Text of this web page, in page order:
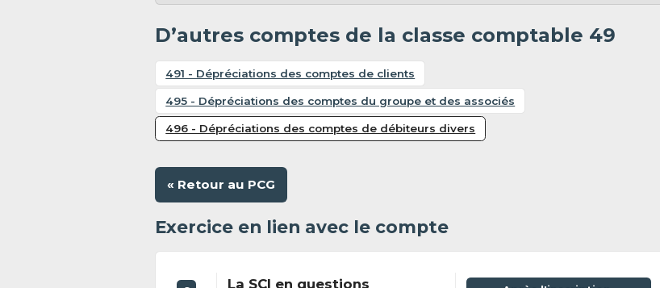
D’autres comptes de la classe comptable 49
491 - Dépréciations des comptes de clients
495 - Dépréciations des comptes du groupe et des associés
496 - Dépréciations des comptes de débiteurs divers
« Retour au PCG
Exercice en lien avec le compte
La SCI en questions